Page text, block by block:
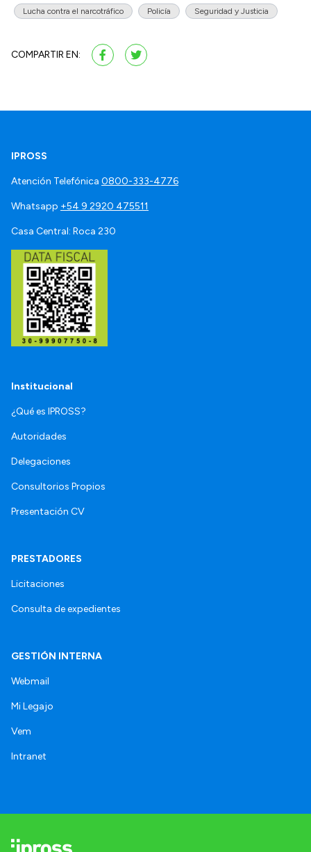
Lucha contra el narcotráfico Policía Seguridad y Justicia
COMPARTIR EN:
IPROSS
Atención Telefónica 0800-333-4776
Whatsapp +54 9 2920 475511
Casa Central: Roca 230
Institucional
¿Qué es IPROSS?
Autoridades
Delegaciones
Consultorios Propios
Presentación CV
PRESTADORES
Licitaciones
Consulta de expedientes
GESTIÓN INTERNA
Webmail
Mi Legajo
Vem
Intranet